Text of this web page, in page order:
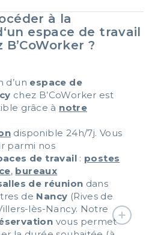
à la
espace de travail
?
d’un espace de
chez B’CoWorker est
grâce à notre
disponible 24h/7j. Vous
parmi nos
de travail: postes
, bureaux
de réunion dans
de Nancy (Rives de
lès-Nancy. Notre
vous permet